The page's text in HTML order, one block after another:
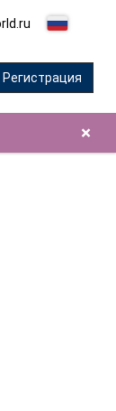
Регистрация
×